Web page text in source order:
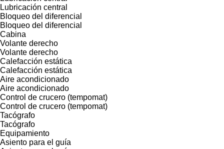
Lubricación central
Bloqueo del diferencial
Bloqueo del diferencial
Cabina
Volante derecho
Volante derecho
Calefacción estática
Calefacción estática
Aire acondicionado
Aire acondicionado
Control de crucero (tempomat)
Control de crucero (tempomat)
Tacógrafo
Tacógrafo
Equipamiento
Asiento para el guía